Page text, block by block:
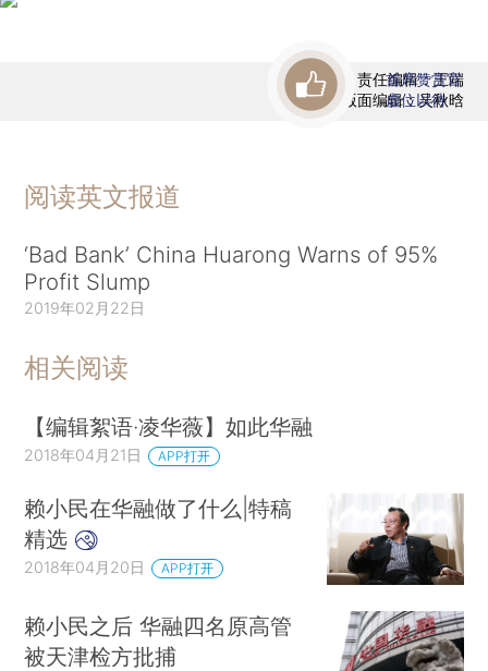
责任编辑：王端
版面编辑：吴秋晗
首席赞赏官
虚位以待
阅读英文报道
‘Bad Bank’ China Huarong Warns of 95%
Profit Slump
2019年02月22日
相关阅读
【编辑絮语·凌华薇】如此华融
2018年04月21日 APP打开
赖小民在华融做了什么|特稿
精选
2018年04月20日 APP打开
赖小民之后 华融四名原高管
被天津检方批捕